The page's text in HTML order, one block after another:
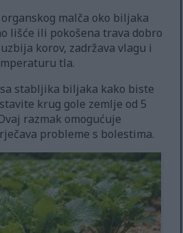
malča oko biljaka
lišće ili pokošena trava dobro
korov, zadržava vlagu i
tla.
stabljika biljaka kako biste
krug gole zemlje od 5
razmak omogućuje
probleme s bolestima.